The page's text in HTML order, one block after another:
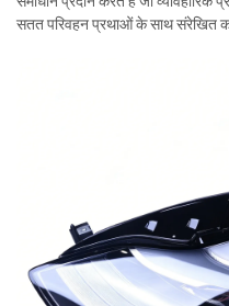
सतत परिवहन प्रथाओं के साथ संरेखित